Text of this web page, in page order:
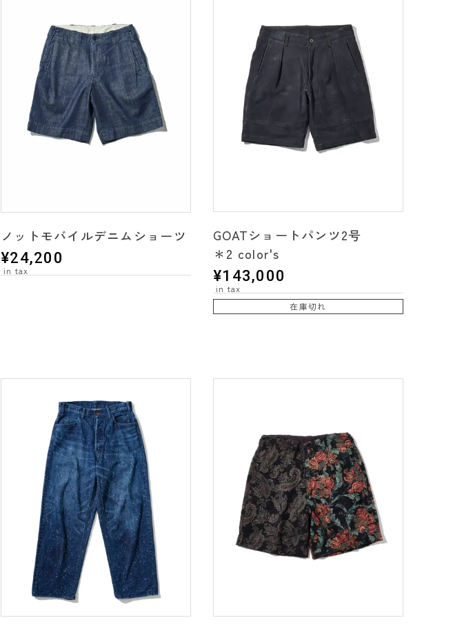
ノットモバイルデニムショーツ
¥24,200
GOATショートパンツ2号
＊2 color's
¥143,000
在庫切れ